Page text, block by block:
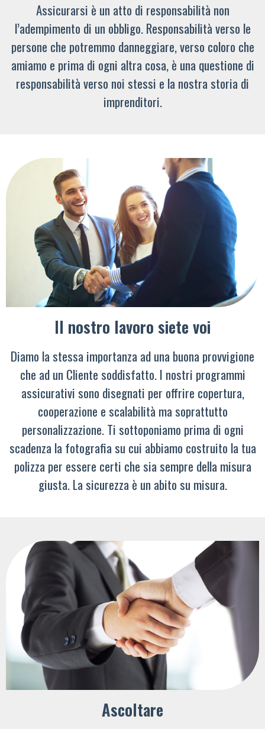
Assicurarsi è un atto di responsabilità non
l’adempimento di un obbligo. Responsabilità verso le
persone che potremmo danneggiare, verso coloro che
amiamo e prima di ogni altra cosa, è una questione di
responsabilità verso noi stessi e la nostra storia di
imprenditori.
Il nostro lavoro siete voi
Diamo la stessa importanza ad una buona provvigione
che ad un Cliente soddisfatto. I nostri programmi
assicurativi sono disegnati per offrire copertura,
cooperazione e scalabilità ma soprattutto
personalizzazione. Ti sottoponiamo prima di ogni
scadenza la fotografia su cui abbiamo costruito la tua
polizza per essere certi che sia sempre della misura
giusta. La sicurezza è un abito su misura.
Ascoltare